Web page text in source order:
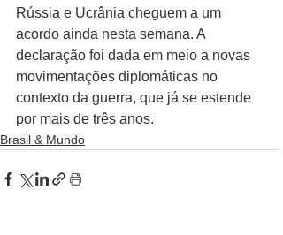
Rússia e Ucrânia cheguem a um
acordo ainda nesta semana. A
declaração foi dada em meio a novas
movimentações diplomáticas no
contexto da guerra, que já se estende
por mais de três anos.
Brasil & Mundo